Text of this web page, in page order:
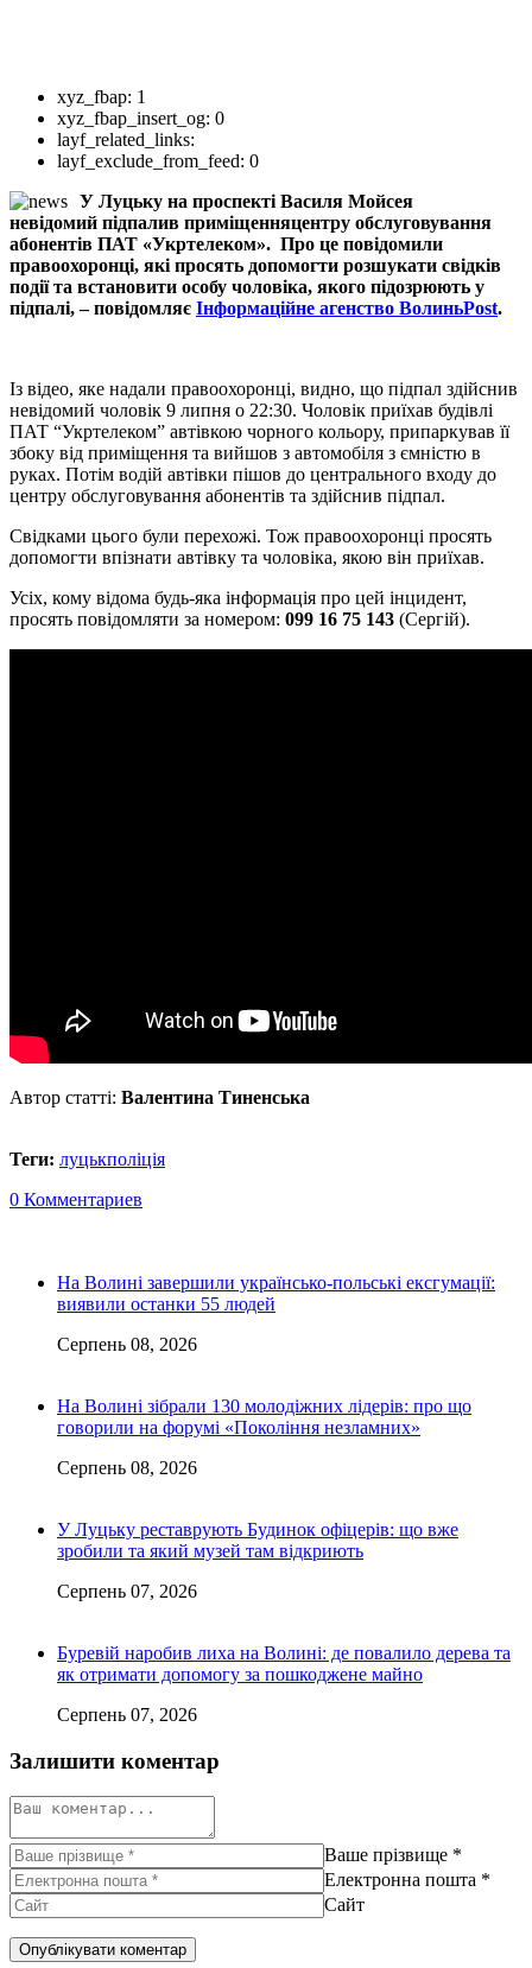
xyz_fbap: 1
xyz_fbap_insert_og: 0
layf_related_links:
layf_exclude_from_feed: 0
У Луцьку на проспекті Василя Мойсея
невідомий підпалив приміщенняцентру обслуговування
абонентів ПАТ «Укртелеком». Про це повідомили
правоохоронці, які просять допомогти розшукати свідків
події та встановити особу чоловіка, якого підозрюють у
підпалі, – повідомляє Інформаційне агенство ВолиньPost.
Із відео, яке надали правоохоронці, видно, що підпал здійснив
невідомий чоловік 9 липня о 22:30. Чоловік приїхав будівлі
ПАТ “Укртелеком” автівкою чорного кольору, припаркував її
збоку від приміщення та вийшов з автомобіля з ємністю в
руках. Потім водій автівки пішов до центрального входу до
центру обслуговування абонентів та здійснив підпал.
Свідками цього були перехожі. Тож правоохоронці просять
допомогти впізнати автівку та чоловіка, якою він приїхав.
Усіх, кому відома будь-яка інформація про цей інцидент,
просять повідомляти за номером: 099 16 75 143 (Сергій).
Автор статті: Валентина Тиненська
Теги: луцькполіція
0 Комментариев
На Волині завершили українсько-польські ексгумації:
виявили останки 55 людей
Серпень 08, 2026
На Волині зібрали 130 молодіжних лідерів: про що
говорили на форумі «Покоління незламних»
Серпень 08, 2026
У Луцьку реставрують Будинок офіцерів: що вже
зробили та який музей там відкриють
Серпень 07, 2026
Буревій наробив лиха на Волині: де повалило дерева та
як отримати допомогу за пошкоджене майно
Серпень 07, 2026
Залишити коментар
Ваше прізвище *
Електронна пошта *
Сайт